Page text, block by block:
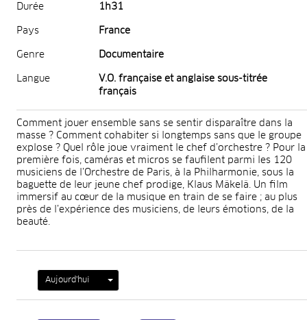
Durée 1h31
Pays France
Genre Documentaire
Langue
V.O. française et anglaise sous-titrée
français
Comment jouer ensemble sans se sentir disparaître dans la
masse ? Comment cohabiter si longtemps sans que le groupe
explose ? Quel rôle joue vraiment le chef d’orchestre ? Pour la
première fois, caméras et micros se faufilent parmi les 120
musiciens de l’Orchestre de Paris, à la Philharmonie, sous la
baguette de leur jeune chef prodige, Klaus Mäkelä. Un film
immersif au cœur de la musique en train de se faire ; au plus
près de l’expérience des musiciens, de leurs émotions, de la
beauté.
Aujourd'hui